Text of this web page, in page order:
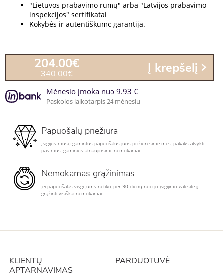
"Lietuvos prabavimo rūmų" arba "Latvijos prabavimo
inspekcijos" sertifikatai
Kokybės ir autentiškumo garantija.
204.00€
340.00€ Į krepšelį
Mėnesio įmoka nuo 9.93 €
Paskolos laikotarpis 24 mėnesių
Papuošalų priežiūra
Įsigijus mūsų gamintus papuošalus juos prižiūrėsime mes, pakaks atvykti
pas mus, gaminius atnaujinsime nemokamai
Nemokamas grąžinimas
Jei papuošalas visgi Jums netiko, per 30 dienų nuo jo įsigijimo galėsite jį
grąžinti visiškai nemokamai.
KLIENTŲ
APTARNAVIMAS
PARDUOTUVĖ